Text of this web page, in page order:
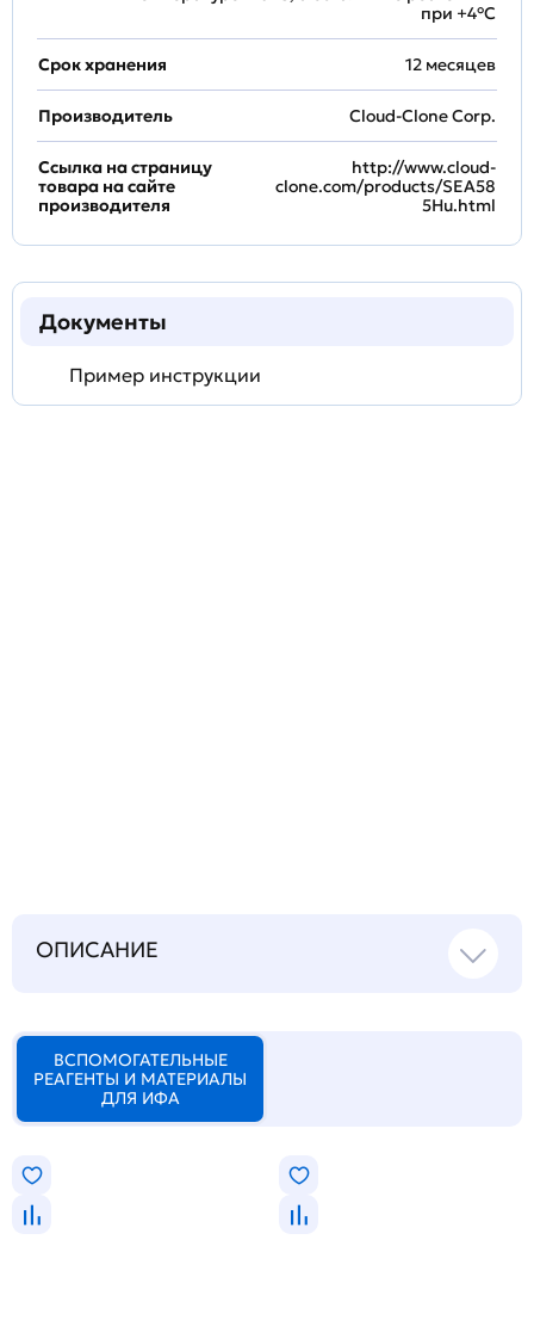
при +4°С
Срок хранения 12 месяцев
Производитель Cloud-Clone Corp.
Ссылка на страницу
товара на сайте
производителя
http://www.cloud-
clone.com/products/SEA58
5Hu.html
Документы
Пример инструкции
ОПИСАНИЕ
ВСПОМОГАТЕЛЬНЫЕ
РЕАГЕНТЫ И МАТЕРИАЛЫ
ДЛЯ ИФА